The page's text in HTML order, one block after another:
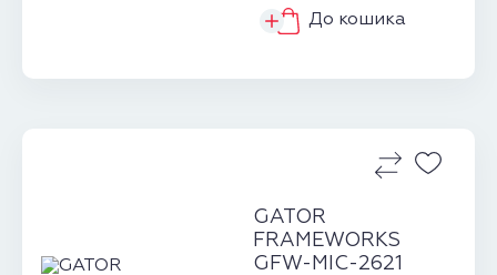
До кошика
GATOR
FRAMEWORKS
GFW-MIC-2621